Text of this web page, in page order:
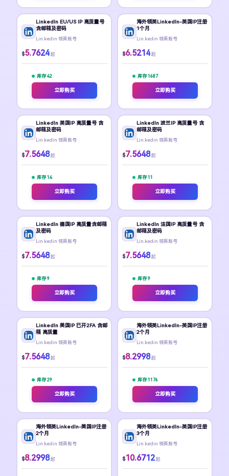
LinkedIn EU/US IP 高质量号
含邮箱及密码
Lin.kedin 领英账号
$5.7624 起
库存 42
立即购买
海外领英LinkedIn-英国IP注册
1个月
Lin.kedin 领英账号
$6.5214 起
库存 1687
立即购买
LinkedIn 英国IP 高质量号 含
邮箱及密码
Lin.kedin 领英账号
$7.5648 起
库存 14
立即购买
LinkedIn 波兰IP 高质量号 含
邮箱及密码
Lin.kedin 领英账号
$7.5648 起
库存 11
立即购买
LinkedIn 德国IP 高质量含邮箱
及密码
Lin.kedin 领英账号
$7.5648 起
库存 9
立即购买
LinkedIn 法国IP 高质量号 含
邮箱及密码
Lin.kedin 领英账号
$7.5648 起
库存 9
立即购买
LinkedIn 美国IP 已开2FA 含邮
箱 高质量
Lin.kedin 领英账号
$7.5648 起
库存 29
立即购买
海外领英LinkedIn-英国IP注册
2个月
Lin.kedin 领英账号
$8.2998 起
库存 1176
立即购买
海外领英LinkedIn-美国IP注册
2个月
Lin.kedin 领英账号
$8.2998 起
海外领英LinkedIn-英国IP注册
3个月
Lin.kedin 领英账号
$10.6712 起